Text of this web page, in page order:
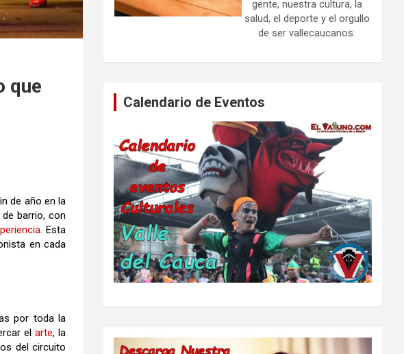
que
de año en la
barrio, con
. Esta
en cada
por toda la
elarte, la
del circuito
gente, nuestra cultura, la
salud, el deporte y el orgullo
de ser vallecaucanos.
Calendario de Eventos